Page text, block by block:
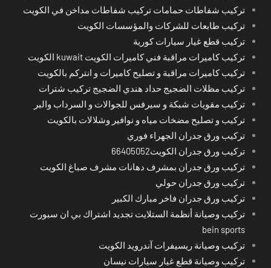
تركيب شفاطات حمامات تركيب شفاطات مداخن في الكويت
تركيب طابعات للشركات والمؤسسات الكويت
تركيب قطع غيار سيارات كورية
تركيب كاميرات مراقبة فني كاميرات الكويت kuwait الكويت
تركيب كاميرات مراقبة و تصليح كاميرات و انتركم بالكويت
تركيب مظلات الضجيج حداد هندي الضجيج تركيب شترات
تركيب مقويات شبكة و سيرفس للجوالات و السرداب والبر
تركيب و تصليح مضخات مياه و نوافير وشلالات بالكويت
تركيب ورق جدران الجهراء فوري
تركيب ورق جدران الكويت66405052
تركيب ورق جدران بمشرف دهانات مشرف صباغ الكويت
تركيب ورق جدران حولي
تركيب ورق جدران فاخر مبارك الكبير
تركيب وصيانة أنظمة الستلايت تجديد اشتراك بي ان سبورت
bein sports
تركيب وصيانة ريسيفرات آندرويد الكويت
تركيب وصيانة قطع غيار سيارات نيسان